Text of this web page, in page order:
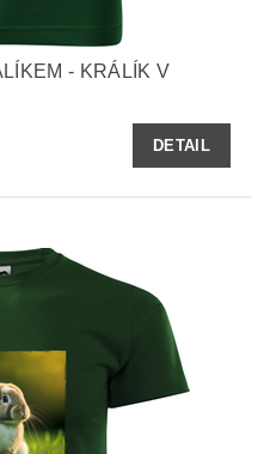
- KRÁLÍK V
DETAIL